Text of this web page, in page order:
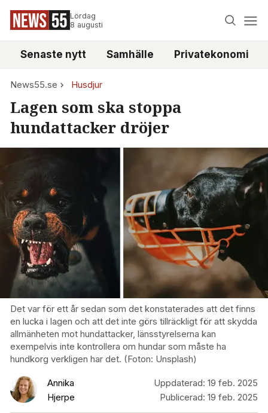
Lördag
8 augusti
Senaste nytt Samhälle Privatekonomi
News55.se Husdjur
Lagen som ska stoppa
hundattacker dröjer
Det var för ett år sedan som det konstaterades att det finns
en lucka i lagen och att det inte görs tillräckligt för att skydda
allmänheten mot hundattacker, länsstyrelserna kan
exempelvis inte kontrollera om hundar som måste ha
hundkorg verkligen har det. (Foton: Unsplash)
Annika
Hjerpe
Uppdaterad: 19 feb. 2025
Publicerad: 19 feb. 2025